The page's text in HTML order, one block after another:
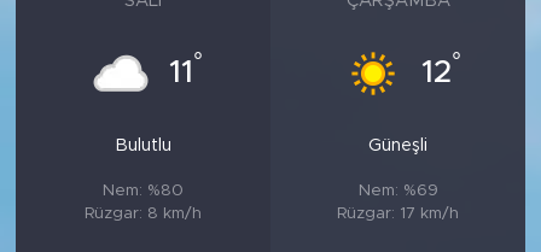
11 °
Bulutlu
Nem: %80
Rüzgar: 8 km/h
12°
Güneşli
Nem: %69
Rüzgar: 17 km/h